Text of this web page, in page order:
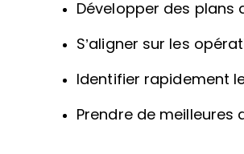
Développer des plans
S’aligner sur les
Identifier rapidement
Prendre de meilleures